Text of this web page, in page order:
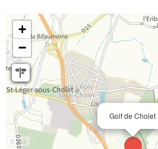
Golf de Cholet
+
−